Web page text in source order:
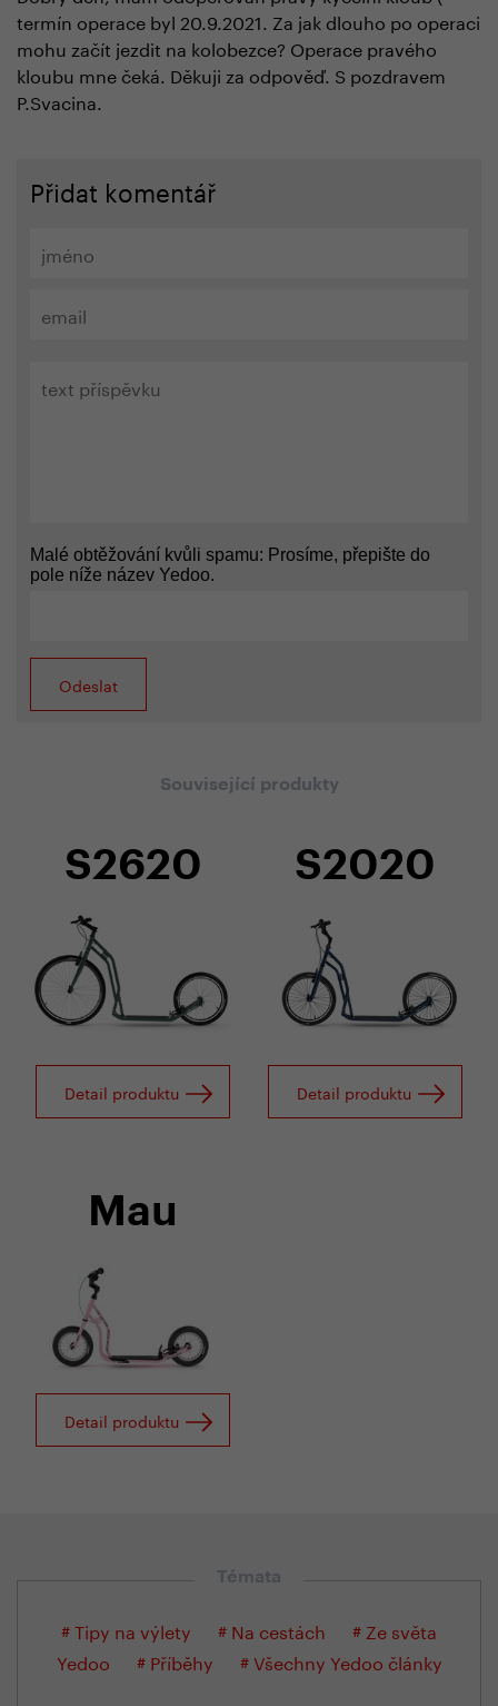
termín operace byl 20.9.2021. Za jak dlouho po operaci
mohu začít jezdit na kolobezce? Operace pravého
kloubu mne čeká. Děkuji za odpověď. S pozdravem
P.Svacina.
Přidat komentář
Malé obtěžování kvůli spamu: Prosíme, přepište do
pole níže název Yedoo.
Související produkty
S2620
Detail produktu
S2020
Detail produktu
Mau
Detail produktu
Témata
# Tipy na výlety # Na cestách
# Ze světa
Yedoo
# Příběhy # Všechny Yedoo články